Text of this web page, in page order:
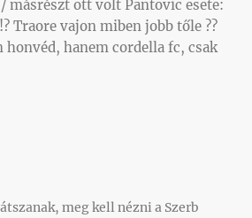
másrészt ott volt Pantovic esete:
Traore vajon miben jobb tőle ??
hanem cordella fc, csak
meg kell nézni a Szerb